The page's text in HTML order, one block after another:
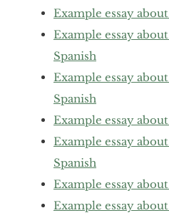
Example essay about
Example essay about
Spanish
Example essay about
Spanish
Example essay about
Example essay about
Spanish
Example essay about
Example essay about